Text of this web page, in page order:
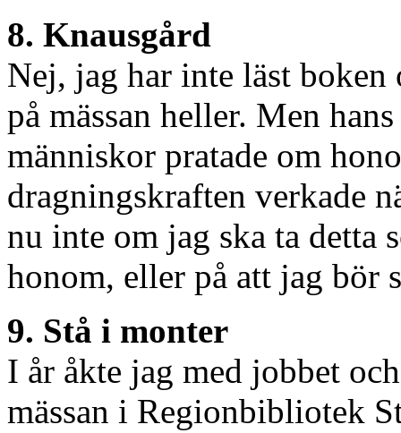
8. Knausgård
Nej, jag har inte läst boken
på mässan heller. Men
människor pratade om
dragningskraften verkade
nu inte om jag ska ta detta
honom, eller på att jag bör
9. Stå i monter
I år åkte jag med jobbet
mässan i Regionbibliotek